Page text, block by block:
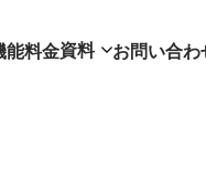
能料金資料 お問い合わ